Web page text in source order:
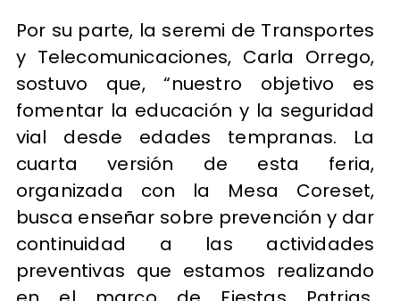
Por su parte, la seremi de Transportes
y Telecomunicaciones, Carla Orrego,
sostuvo que, “nuestro objetivo es
fomentar la educación y la seguridad
vial desde edades tempranas. La
cuarta versión de esta feria,
organizada con la Mesa Coreset,
busca enseñar sobre prevención y dar
continuidad a las actividades
preventivas que estamos realizando